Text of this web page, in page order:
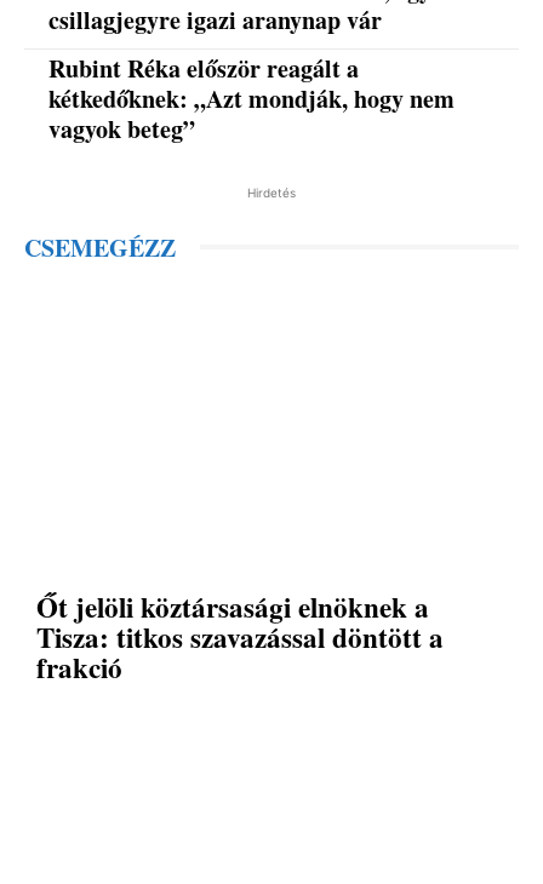
csillagjegyre igazi aranynap vár
Rubint Réka először reagált a
kétkedőknek: „Azt mondják, hogy nem
vagyok beteg”
Hirdetés
CSEMEGÉZZ
Őt jelöli köztársasági elnöknek a
Tisza: titkos szavazással döntött a
frakció